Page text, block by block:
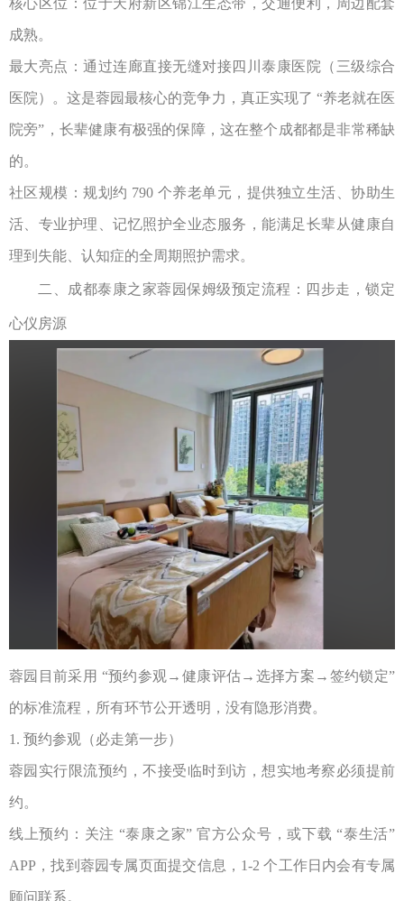
成熟。
最大亮点：通过连廊直接无缝对接四川泰康医院（三级综合
医院）。这是蓉园最核心的竞争力，真正实现了 “养老就在医
院旁” ，长辈健康有极强的保障，这在整个成都都是非常稀缺
的。
社区规模：规划约 790 个养老单元，提供独立生活、协助生
活、专业护理、记忆照护全业态服务，能满足长辈从健康自
理到失能、认知症的全周期照护需求。
二、 成都泰康之家蓉园保姆级预定流程：四步走，锁定
心仪房源
蓉园目前采用 “预约参观→ 健康评估→ 选择方案 → 签约锁定”
的标准流程，所有环节公开透明，没有隐形消费。
1. 预约参观（必走第一步）
蓉园实行限流预约，不接受临时到访，想实地考察必须提前
约。
线上预约：关注 “泰康之家”官方公众号，或下载“泰生活”
APP ，找到蓉园专属页面提交信息， 1-2个工作日内会有专属
顾问联系。